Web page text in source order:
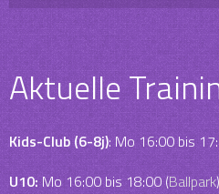
Aktuelle
Kids-Club (6-8j): Mo 16:00 bis
U10:Mo 16:00 bis 18:00 (Ballpark)